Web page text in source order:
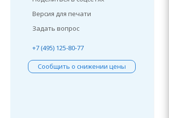
Версия для печати
Задать вопрос
+7 (495) 125-80-77
Сообщить о снижении цены